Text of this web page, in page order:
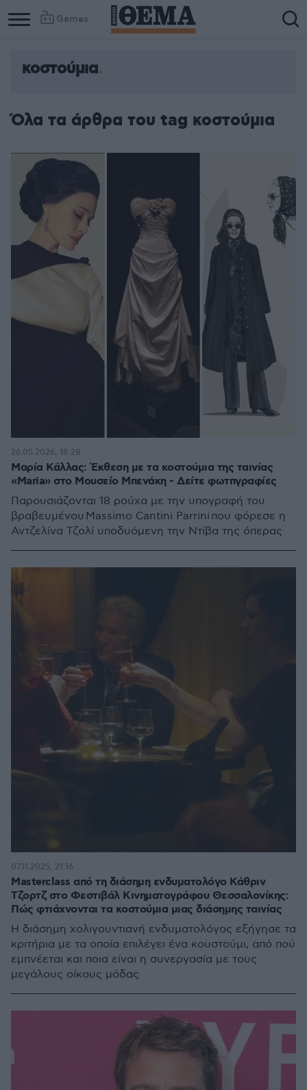
Games
κοστούμια
Όλα τα άρθρα του tag κοστούμια
Μαρία Κάλλας: Έκθεση με τα κοστούμια της ταινίας
«Maria» στο Μουσείο Μπενάκη - Δείτε φωτπγραφίες
Παρουσιάζονται 18 ρούχα με την υπογραφή του
βραβευμένου Massimo Cantini Parrini που φόρεσε η
Αντζελίνα Τζολί υποδυόμενη την Ντίβα της όπερας
26.05.2026, 18:28
Masterclass από τη διάσημη ενδυματολόγο Κάθριν
Τζορτζ στο Φεστιβάλ Κινηματογράφου Θεσσαλονίκης:
Πώς φτιάχνονται τα κοστούμια μιας διάσημης ταινίας
Η διάσημη χολιγουντιανή ενδυματολόγος εξήγησε τα
κριτήρια με τα οποία επιλέγει ένα κουστούμι, από πού
εμπνέεται και ποια είναι η συνεργασία με τους
μεγάλους οίκους μόδας
07.11.2025, 21:16